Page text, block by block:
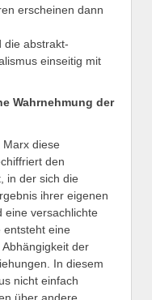
erscheinen dann
die abstrakt-
einseitig mit
Wahrnehmung der
diese
den
in der sich die
ihrer eigenen
eine versachlichte
entsteht eine
der
In diesem
nicht einfach